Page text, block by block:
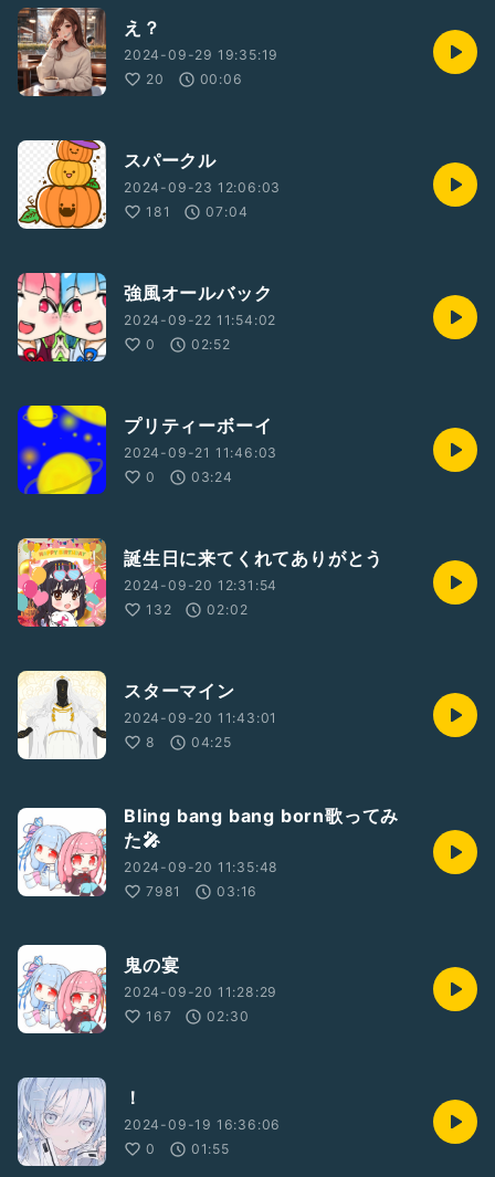
え？
2024-09-29 19:35:19
20
00:06
スパークル
2024-09-23 12:06:03
181
07:04
強風オールバック
2024-09-22 11:54:02
0
02:52
プリティーボーイ
2024-09-21 11:46:03
0
03:24
誕生日に来てくれてありがとう
2024-09-20 12:31:54
132
02:02
スターマイン
2024-09-20 11:43:01
8
04:25
Bling bang bang born歌ってみ
た🎤
2024-09-20 11:35:48
7981
03:16
鬼の宴
2024-09-20 11:28:29
167
02:30
！
2024-09-19 16:36:06
0
01:55